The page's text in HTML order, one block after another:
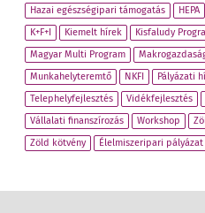
Hazai egészségipari támogatás
HEPA
K+F+I
Kiemelt hírek Kisfaludy
Magyar Multi Program
Munkahelyteremtő
NKFI Pályázati
Telephelyfejlesztés
Vidékfejlesztés
Vállalati finanszírozás
Workshop
Zöld kötvény
Élelmiszeripari pályázat